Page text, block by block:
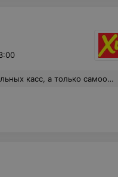
магазину это выгодно - не надо платить зарплату кассирам, которых к тому же всегда не хватает...Так может давайте и работу грузчиков на покупателей перевесить, и тоже задарма?..